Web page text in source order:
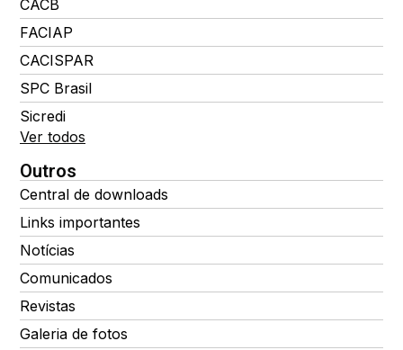
CACB
FACIAP
CACISPAR
SPC Brasil
Sicredi
Ver todos
Outros
Central de downloads
Links importantes
Notícias
Comunicados
Revistas
Galeria de fotos